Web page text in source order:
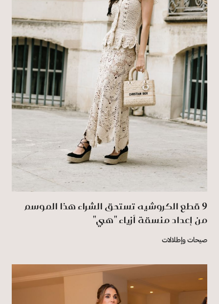
9 قطع الكروشيه تستحق الشراء هذا الموسم
من إعداد منسقة أزياء "هي"
صيحات وإطلالات